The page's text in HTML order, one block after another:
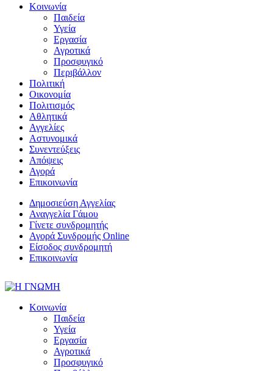
Κοινωνία
Παιδεία
Υγεία
Εργασία
Αγροτικά
Προσφυγικό
Περιβάλλον
Πολιτική
Οικονομία
Πολιτισμός
Αθλητικά
Αγγελίες
Αστυνομικά
Συνεντεύξεις
Απόψεις
Αγορά
Επικοινωνία
Δημοσιεύση Αγγελίας
Αναγγελία Γάμου
Γίνετε συνδρομητής
Αγορά Συνδρομής Online
Είσοδος συνδρομητή
Επικοινωνία
Κοινωνία
Παιδεία
Υγεία
Εργασία
Αγροτικά
Προσφυγικό